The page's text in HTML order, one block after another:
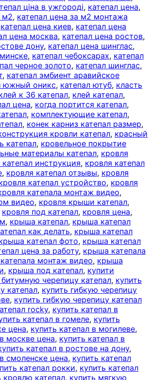
ціна в ужгороді, катепал цена,
м2, катепал цена за м2 монтажа
катепал цена киев, катепал цена
цена москва, катепал цена ростов,
дону, катепал цена шинглас,
, катепал чебоксарах, катепал
черное золото, катепал шинглас,
, катепал эмбиент аравийское
южный оникс, катепал ютуб, класть
к 36 катепал, клей катепал,
цена, когда портится катепал,
, комплектующие катепал,
, конек карниз катепал размер,
кровли катепал, красный
катепал, кровельное покрытие
материалы катепал, кровля
катепал инструкция, кровля катепал
, кровля катепал отзывы, кровля
катепал устройство, кровля
катепала монтаж видео,
видео, кровля крыши катепал,
кровля под катепал, кровля цена,
, крыша катепал, крыша катепал
как делать, крыша катепал
катепал фото, крыша катепал
цена за работу, крыша катепала
монтаж видео, крыша
, крыша под катепал, купити
битумную черепицу катепал, купить
катепал, купить гибкую черепицу
, купить гибкую черепицу катепал
rocky, купить катепал в
катепал в гомеле, купить
цена, купить катепал в могилеве,
москве цена, купить катепал в
катепал в ростове на дону,
смоленске цена, купить катепал
катепал рокки, купить катепал
кровлю катепал, купить мягкую